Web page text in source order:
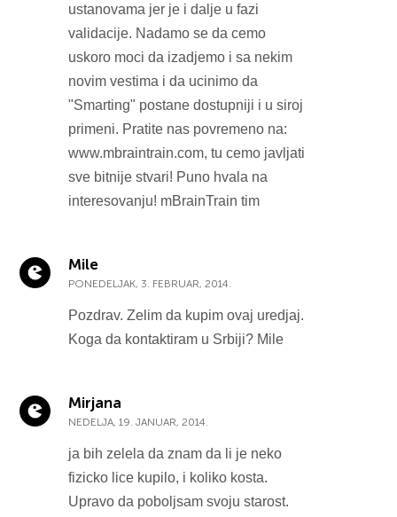
ustanovama jer je i dalje u fazi
validacije. Nadamo se da cemo
uskoro moci da izadjemo i sa nekim
novim vestima i da ucinimo da
"Smarting" postane dostupniji i u siroj
primeni. Pratite nas povremeno na:
www.mbraintrain.com, tu cemo javljati
sve bitnije stvari! Puno hvala na
interesovanju! mBrainTrain tim
Mile
PONEDELJAK, 3. FEBRUAR, 2014.
Pozdrav. Zelim da kupim ovaj uredjaj.
Koga da kontaktiram u Srbiji? Mile
Mirjana
NEDELJA, 19. JANUAR, 2014.
ja bih zelela da znam da li je neko
fizicko lice kupilo, i koliko kosta.
Upravo da poboljsam svoju starost.